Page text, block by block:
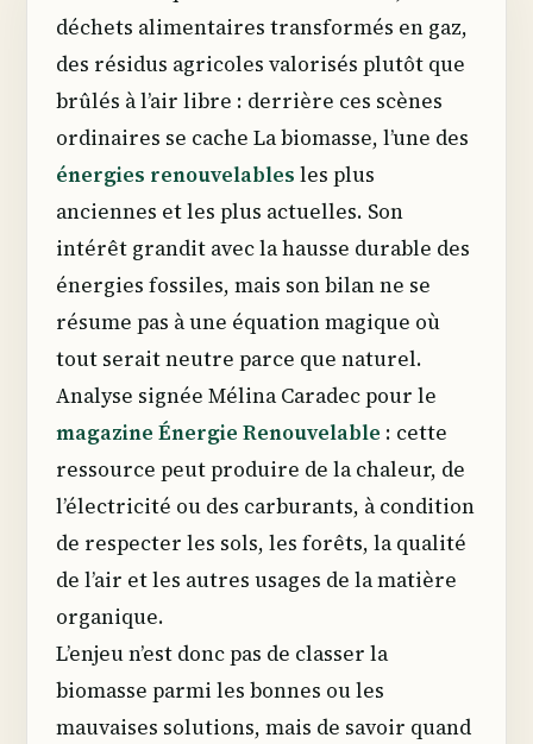
déchets alimentaires transformés en gaz,
des résidus agricoles valorisés plutôt que
brûlés à l’air libre : derrière ces scènes
ordinaires se cache La biomasse, l’une des
énergies renouvelables les plus
anciennes et les plus actuelles. Son
intérêt grandit avec la hausse durable des
énergies fossiles, mais son bilan ne se
résume pas à une équation magique où
tout serait neutre parce que naturel.
Analyse signée Mélina Caradec pour le
magazine Énergie Renouvelable : cette
ressource peut produire de la chaleur, de
l’électricité ou des carburants, à condition
de respecter les sols, les forêts, la qualité
de l’air et les autres usages de la matière
organique.
L’enjeu n’est donc pas de classer la
biomasse parmi les bonnes ou les
mauvaises solutions, mais de savoir quand